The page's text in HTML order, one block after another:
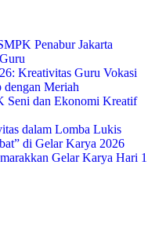
Penabur Jakarta
Kreativitas Guru Vokasi
dengan Meriah
Seni dan Ekonomi Kreatif
dalam Lomba Lukis
di Gelar Karya 2026
Gelar Karya Hari 1